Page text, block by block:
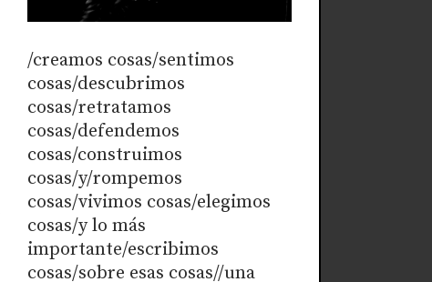
/creamos cosas/sentimos
cosas/descubrimos
cosas/retratamos
cosas/defendemos
cosas/construimos
cosas/y/rompemos
cosas/vivimos cosas/elegimos
cosas/y lo más
importante/escribimos
cosas/sobre esas cosas//una